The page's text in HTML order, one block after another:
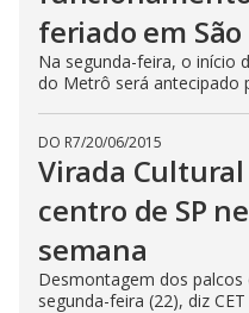
feriado em São
Na segunda-feira, o início
do Metrô será antecipado
DO R7/20/06/2015
Virada
centro de SP
semana
Desmontagem dos
segunda-feira (22), diz CET